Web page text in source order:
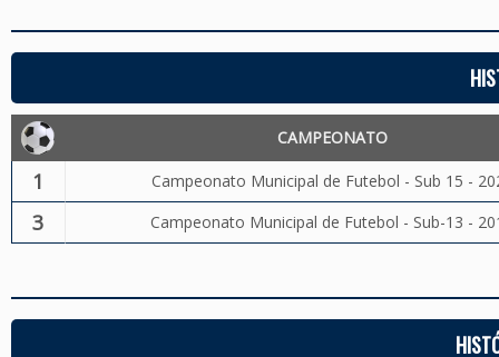
CAMPEONATO
1 Campeonato Municipal de Futebol - Sub 15 -
3 Campeonato Municipal de Futebol - Sub-13 -